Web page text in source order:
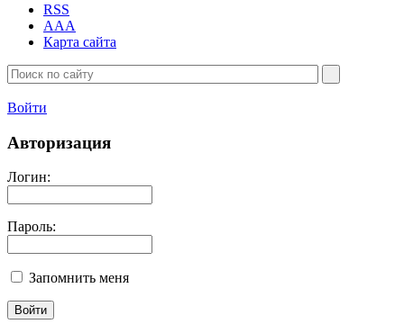
RSS
AAA
Карта сайта
Войти
Авторизация
Логин:
Пароль:
Запомнить меня